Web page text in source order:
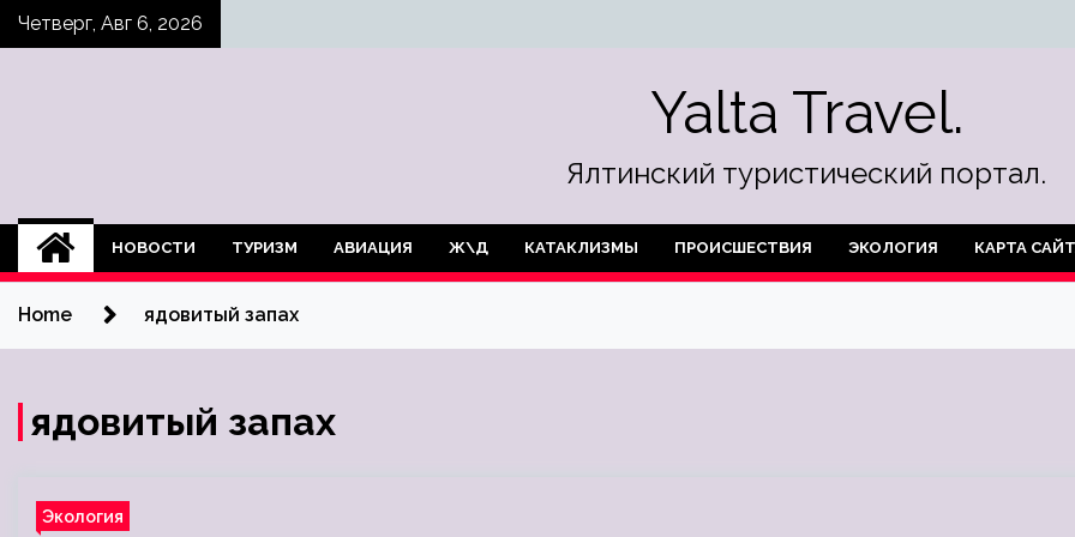
SkipЧетверг, Авг 6, 2026
Yalta Travel.
Ялтинский туристический портал.
НОВОСТИ ТУРИЗМ АВИАЦИЯ Ж\Д КАТАКЛИЗМЫ ПРОИСШЕСТВИЯ ЭКОЛОГИЯ КАРТА
Home ядовитый запах
ядовитый запах
Экология